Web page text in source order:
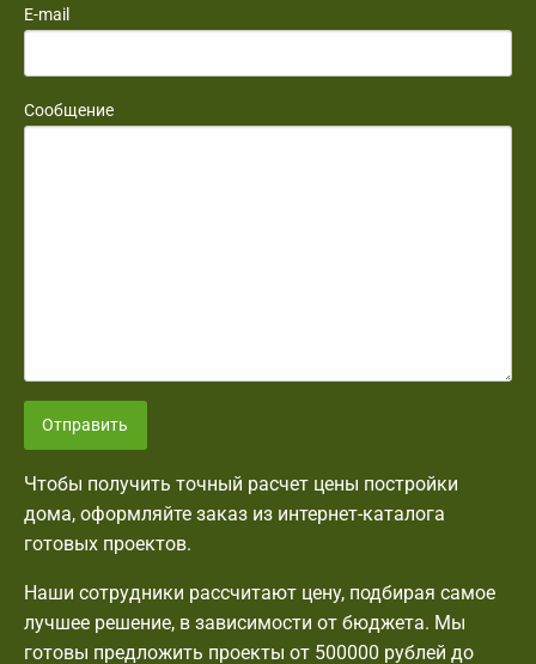
E-mail
Сообщение
Отправить
Чтобы получить точный расчет цены постройки
дома, оформляйте заказ из интернет-каталога
готовых проектов.
Наши сотрудники рассчитают цену, подбирая самое
лучшее решение, в зависимости от бюджета. Мы
готовы предложить проекты от 500000 рублей до